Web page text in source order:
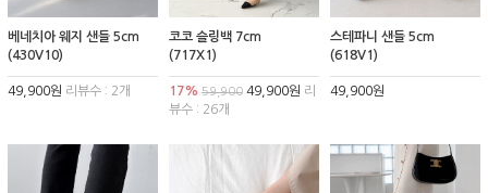
베네치아 웨지 샌들 5cm
(430V10)
49,900원 리뷰수 : 2개
코코 슬링백 7cm
(717X1)
17% 59,90049,900원 리
뷰수 : 26개
스테파니 샌들 5cm
(618V1)
49,900원